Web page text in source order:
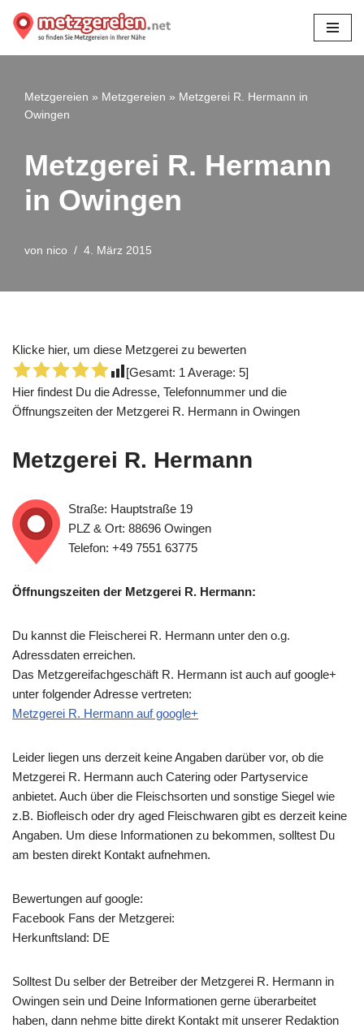
Zum
Metzgereien » Metzgereien » Metzgerei R. Hermann in
Owingen
Metzgerei R. Hermann
in Owingen
von nico 4. März 2015
Klicke hier, um diese Metzgerei zu bewerten
[Gesamt: 1 Average: 5]
Hier findest Du die Adresse, Telefonnummer und die
Öffnungszeiten der Metzgerei R. Hermann in Owingen
Metzgerei R. Hermann
Straße: Hauptstraße 19
PLZ & Ort: 88696 Owingen
Telefon: +49 7551 63775
Öffnungszeiten der Metzgerei R. Hermann:
Du kannst die Fleischerei R. Hermann unter den o.g.
Adressdaten erreichen.
Das Metzgereifachgeschäft R. Hermann ist auch auf google+
unter folgender Adresse vertreten:
Metzgerei R. Hermann auf google+
Leider liegen uns derzeit keine Angaben darüber vor, ob die
Metzgerei R. Hermann auch Catering oder Partyservice
anbietet. Auch über die Fleischsorten und sonstige Siegel wie
z.B. Biofleisch oder dry aged Fleischwaren gibt es derzeit keine
Angaben. Um diese Informationen zu bekommen, solltest Du
am besten direkt Kontakt aufnehmen.
Bewertungen auf google:
Facebook Fans der Metzgerei:
Herkunftsland: DE
Solltest Du selber der Betreiber der Metzgerei R. Hermann in
Owingen sein und Deine Informationen gerne überarbeitet
haben, dann nehme bitte direkt Kontakt mit unserer Redaktion